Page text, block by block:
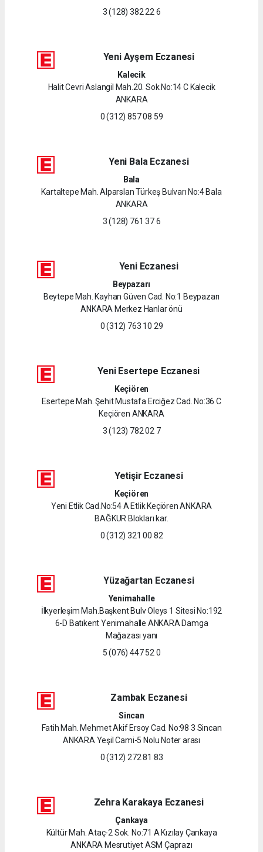
3 (128) 382 22 6
Yeni Ayşem Eczanesi
Kalecik
Halit Cevri Aslangil Mah.20. Sok.No:14 C Kalecik
ANKARA
0 (312) 857 08 59
Yeni Bala Eczanesi
Bala
Kartaltepe Mah. Alparslan Türkeş Bulvarı No:4 Bala
ANKARA
3 (128) 761 37 6
Yeni Eczanesi
Beypazarı
Beytepe Mah. Kayhan Güven Cad. No:1 Beypazarı
ANKARA Merkez Hanlar önü
0 (312) 763 10 29
Yeni Esertepe Eczanesi
Keçiören
Esertepe Mah. Şehit Mustafa Erciğez Cad. No:36 C
Keçiören ANKARA
3 (123) 782 02 7
Yetişir Eczanesi
Keçiören
Yeni Etlik Cad.No:54 A Etlik Keçiören ANKARA
BAĞKUR Blokları kar.
0 (312) 321 00 82
Yüzağartan Eczanesi
Yenimahalle
İlkyerleşim Mah.Başkent Bulv Oleys 1 Sitesi No:192
6-D Batıkent Yenimahalle ANKARA Damga
Mağazası yanı
5 (076) 447 52 0
Zambak Eczanesi
Sincan
Fatih Mah. Mehmet Akif Ersoy Cad. No:98 3 Sincan
ANKARA Yeşil Cami-5 Nolu Noter arası
0 (312) 272 81 83
Zehra Karakaya Eczanesi
Çankaya
Kültür Mah. Ataç-2 Sok. No:71 A Kızılay Çankaya
ANKARA Mesrutiyet ASM Çaprazı